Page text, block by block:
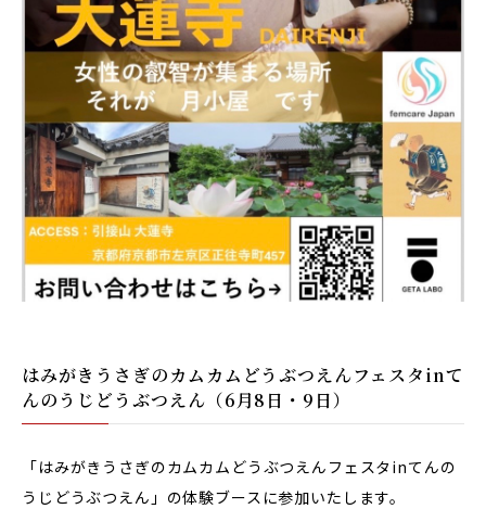
はみがきうさぎのカムカムどうぶつえんフェスタinて
んのうじどうぶつえん（6月8日・9日）
「はみがきうさぎのカムカムどうぶつえんフェスタinてんの
うじどうぶつえん」の体験ブースに参加いたします。